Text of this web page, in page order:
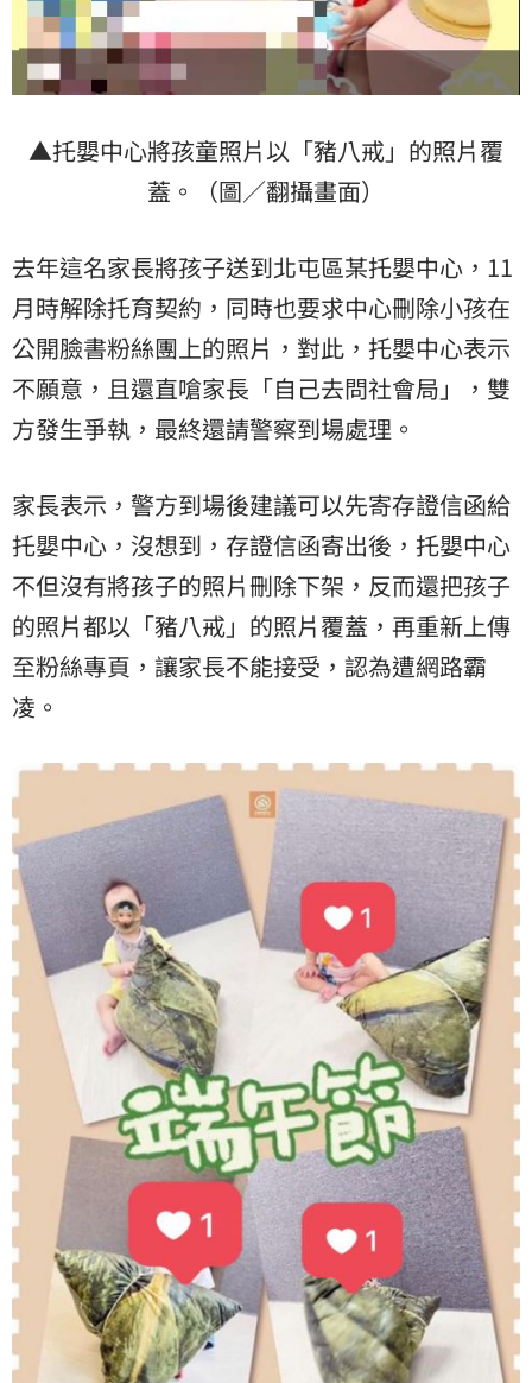
▲托嬰中心將孩童照片以「豬八戒」的照片覆
蓋。（圖／翻攝畫面）
去年這名家長將孩子送到北屯區某托嬰中心，11
月時解除托育契約，同時也要求中心刪除小孩在
公開臉書粉絲團上的照片，對此，托嬰中心表示
不願意，且還直嗆家長「自己去問社會局」，雙
方發生爭執，最終還請警察到場處理。
家長表示，警方到場後建議可以先寄存證信函給
托嬰中心，沒想到，存證信函寄出後，托嬰中心
不但沒有將孩子的照片刪除下架，反而還把孩子
的照片都以「豬八戒」的照片覆蓋，再重新上傳
至粉絲專頁，讓家長不能接受，認為遭網路霸
凌。